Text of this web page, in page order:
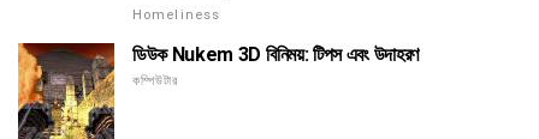
Homeliness
ডিউক Nukem 3D বিনিময়: টিপস এবং উদাহরণ
কম্পিউটার